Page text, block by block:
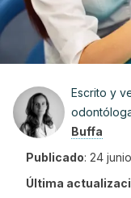
Escrito y
Buffa
Publicado: 24
Última